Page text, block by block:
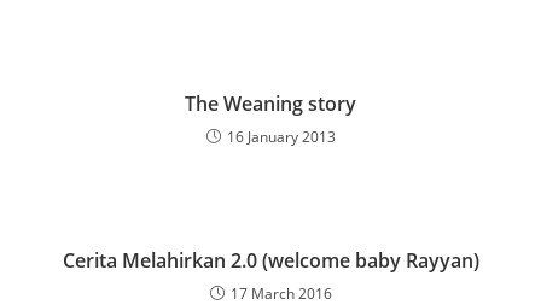
The Weaning story
16 January 2013
Cerita Melahirkan 2.0 (welcome baby Rayyan)
17 March 2016